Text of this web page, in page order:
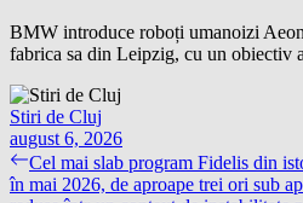
BMW introduce roboți umanoizi
fabrica sa din Leipzig, cu un obiectiv
Stiri de Cluj
august 6, 2026
Navigare
Previous
post:
Cel mai slab program Fidelis din
în mai 2026, de aproape trei ori sub